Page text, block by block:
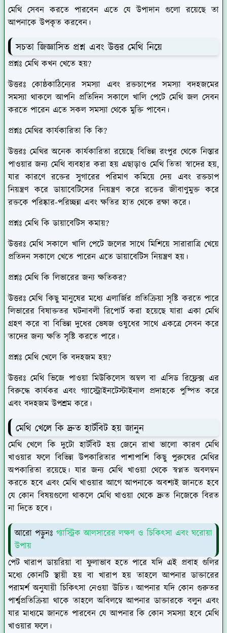
মেথি সেবন করতে পারবেন এতে যে উপাদান গুলো রয়েছে তা
আপনাকে উপকৃত করবেন।
সচতা জিজ্ঞাসিত প্রশ্ন এবং উত্তর মেথি নিয়ে
প্রশ্নঃ মেথি কখন খেতে হয়?
উত্তরঃকোষ্ঠকাঠিন্যের সমস্যা এবং রক্তচাপের সমস্যা বদহজমের
সমস্যা থাকলে আপনি প্রতিদিন সকালে খালি পেটে মেথি জল সেবন
করতে পারেন এতে সকল সমস্যা থেকে মুক্তি পাবেন।
প্রশ্নঃ মেথির কার্যকারিতা কি কি?
উত্তরঃ মেথির অনেক কার্যকারিতা রয়েছে বিভিন্ন রংপুর থেকে নিস্তার
পাওয়ার জন্য মেথি ব্যবহার করা হয় এছাড়াও মেথি তিতা স্বাদের হয়,
যার কারণে রক্তের সুগারের পরিমাণ কমিয়ে দেয় এবং রক্তচাপ
নিয়ন্ত্রণ করে ডায়াবেটিসের নিয়ন্ত্রণ করে রক্তের জীবাণুমুক্ত করে
রক্তকে পরিষ্কার-পরিচ্ছন্ন এবং ক্ষতির হাত থেকে রক্ষা করে।
প্রশ্নঃ মেথি কি ডায়াবেটিস কমায়?
উত্তরঃমেথি সকালে খালি পেটে জলের সাথে মিশিয়ে সারারাত্রি খেয়ে
প্রতিদন সকালে খেতে পারেন এতে ডায়াবেটিস নিয়ন্ত্রণ হয়।
প্রশ্নঃ মেথি কি লিভারের জন্য ক্ষতিকর?
উত্তরঃমেথি কিছু মানুষের মধ্যে এলার্জির প্রতিক্রিয়া সৃষ্টি করতে পারে
লিভারের বিষাক্ততর ঘটনাবলী রিপোর্ট করা হয়েছে যারা একা মেথি
গ্রহণ করে বা বিভিন্ন দুধের ভেষজ ওষুধের সাথে একত্রে সেবন করে
তাদের জন্য ক্ষতি সৃষ্টি করতে পারে।
প্রশ্নঃ মেথি খেলে কি বদহজম হয়?
উত্তরঃ মেথি ভিজে পাওয়া মিউকিলেস অম্বল বা এসিড রিফ্লেক্স এর
বিরুদ্ধে কার্যকর এবং গ্যাস্ট্রোইনটেস্টাইনাল প্রদাহকে পুষ্পিত করে
এবং বদহজম উপশ্রম করে।
মেথি খেলে কি দ্রুত হার্টবিট হয় জানুন
মেথি খেলে কি দুটো হার্টবিট হয় জেনে রাখা ভালো কারণ মেথি
খাওয়ার ফলে বিভিন্ন উপকারিতার পাশাপাশি কিছু পুরুষের মেথির
অপকারিতা রয়েছে। যার জন্য মেথি খাওয়া থেকে স্বপ্নত অবলম্বন
করতে হবে এবং মেথি খাওয়ার আগে আপনাকে অবশ্যই জানতে হবে
যে কোন বিষয়গুলো থাকলে মেথি খাওয়া থেকে দ্রুত নিজেকে বিরত
না দিতে হবে।
আরো পড়ুনঃ গ্যাস্ট্রিক আলসারের লক্ষণ ও চিকিৎসা এবং ঘরোয়া
উপায়
পেট খারাপ ডায়রিয়া বা ফুলাভাব হতে পারে যদি এই প্রবাহ গুলির
মধ্যে কোনটি স্থায়ী হয় বা খারাপ হয় তাহলে আপনার ডাক্তারের
পরামর্শ অনুযায়ী চিকিৎসা নেওয়া উচিত। আপনার যদি কোন গুরুতর
পার্শ্বপ্রতিক্রিয়া থাকে তাহলে অবিলম্বে আপনার ডাক্তারকে বলুন এবং
যার মাধ্যমে জানতে পারবেন যে আপনার কি কোন সমস্যা হবে মেথি
খাওয়ার ফলে।